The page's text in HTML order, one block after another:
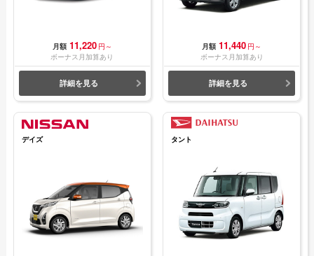
月額 11,220 円～
ボーナス月加算あり
詳細を見る
月額 11,440 円～
ボーナス月加算あり
詳細を見る
デイズ タント